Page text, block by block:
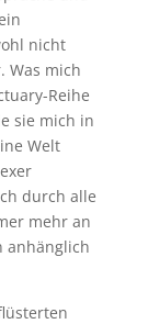
nicht
Was mich
Reihe
sie mich in
Welt
durch alle
mehr an
anhänglich